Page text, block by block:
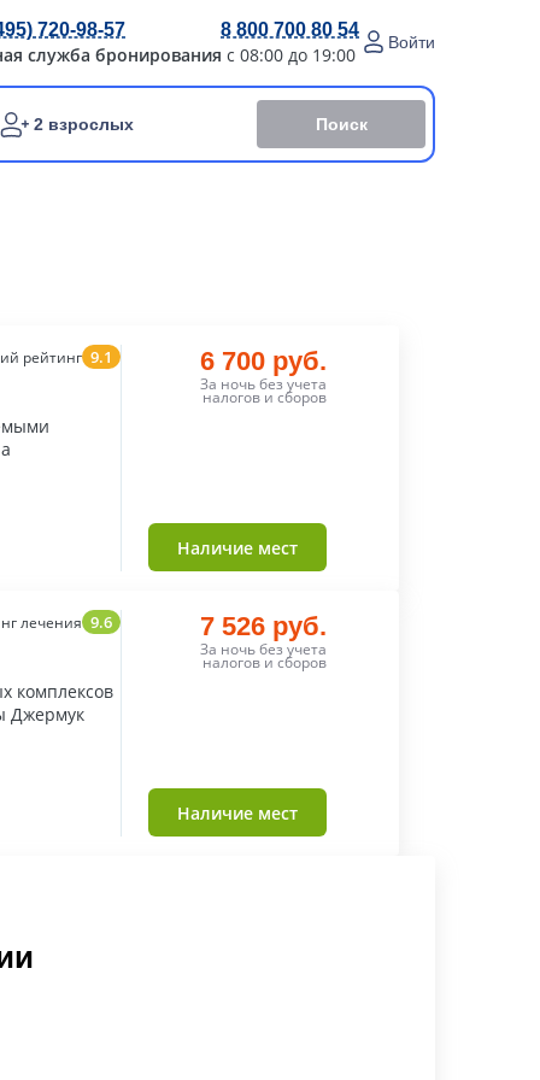
720-98-57 8 800 700 80 54
служба бронирования с 08:00 до 19:00
Войти
2 взрослых Поиск
рейтинг 9.1 6 700 руб.
За ночь без учета
налогов и сборов
Наличие мест
лечения 9.6
комплексов
Джермук
7 526 руб.
За ночь без учета
налогов и сборов
Наличие мест